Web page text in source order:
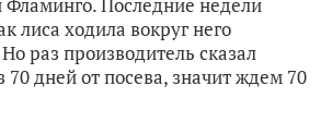
Последние недели
лиса ходила вокруг него
раз производитель сказал
70 дней от посева, значит ждем 70